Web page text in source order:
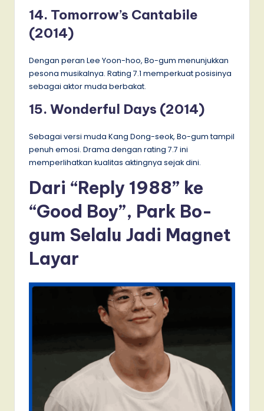
14. Tomorrow’s Cantabile
(2014)
Dengan peran Lee Yoon-hoo, Bo-gum menunjukkan
pesona musikalnya. Rating 7.1 memperkuat posisinya
sebagai aktor muda berbakat.
15. Wonderful Days (2014)
Sebagai versi muda Kang Dong-seok, Bo-gum tampil
penuh emosi. Drama dengan rating 7.7 ini
memperlihatkan kualitas aktingnya sejak dini.
Dari “Reply 1988” ke
“Good Boy”, Park Bo-
gum Selalu Jadi Magnet
Layar